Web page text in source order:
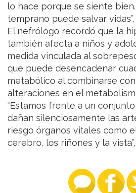
lo hace porque se siente
temprano puede salvar
El nefrólogo recordó que la
también afecta a niños y
medida vinculada al
que puede desencadenar
metabólico al combinarse
alteraciones en el
“Estamos frente a un
dañan silenciosamente las
riesgo órganos vitales como
cerebro, los riñones y la